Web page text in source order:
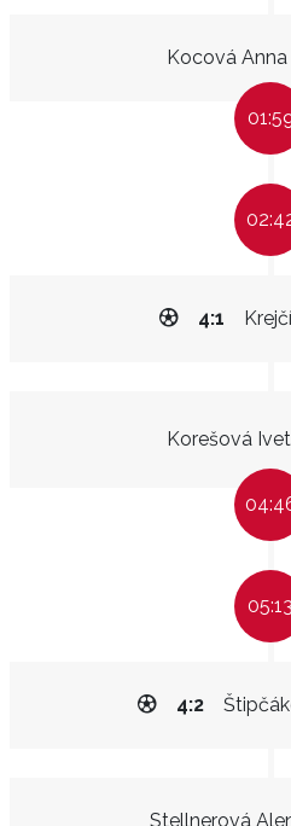
Kocová Anna
4:1
Korešová
05:13
4:2
Stellnerová